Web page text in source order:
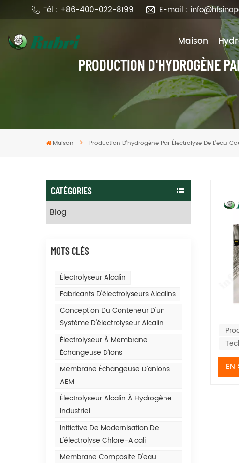
Tél : +86-400-022-8199 E-mail :
Maison
PRODUCTION D'HYDROGÈNE
Maison Production D'hydrogène Par Électrolyse De L'eau
CATÉGORIES
Blog
MOTS CLÉS
Électrolyseur Alcalin
Fabricants D'électrolyseurs Alcalins
Conception Du Conteneur D'un
Système D'électrolyseur Alcalin
Électrolyseur À Membrane
Échangeuse D'ions
Membrane Échangeuse D'anions
AEM
Électrolyseur Alcalin À Hydrogène
Industriel
Initiative De Modernisation De
L'électrolyse Chlore-Alcali
Membrane Composite D'eau
EN